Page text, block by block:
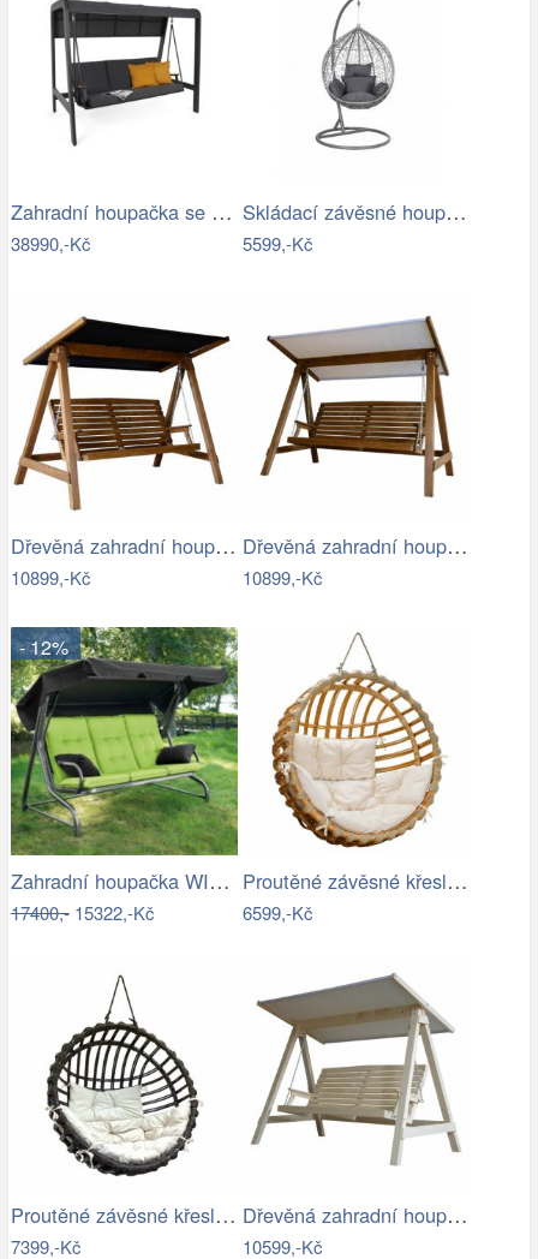
Zahradní houpačka se stříškou GH434015
38990,-Kč
Skládací závěsné houpací křeslo…
5599,-Kč
Dřevěná zahradní houpačka Lucas pro 4…
10899,-Kč
Dřevěná zahradní houpačka Lucas pro 4…
10899,-Kč
- 12%
Zahradní houpačka WIENN - GD
17400,-15322,-Kč
Proutěné závěsné křeslo Elis, přírodní…
6599,-Kč
Proutěné závěsné křeslo Elis, hnědý rám…
7399,-Kč
Dřevěná zahradní houpačka Lucas pro 4…
10599,-Kč